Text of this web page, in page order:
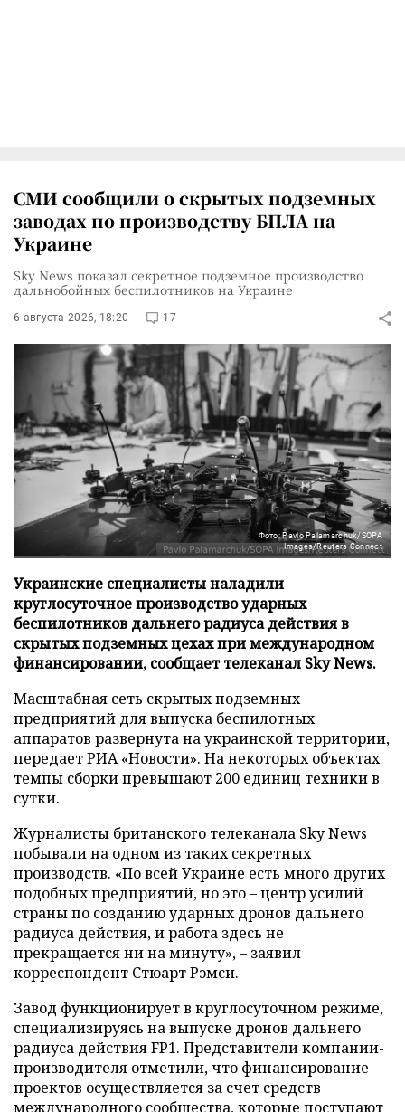
СМИ сообщили о скрытых подземных
заводах по производству БПЛА на
Украине
Sky News показал секретное подземное производство
дальнобойных беспилотников на Украине
6 августа 2026, 18:20 17
Фото: Pavlo Palamarchuk/SOPA
Images/Reuters Connect
Украинские специалисты наладили
круглосуточное производство ударных
беспилотников дальнего радиуса действия в
скрытых подземных цехах при международном
финансировании, сообщает телеканал Sky News.
Масштабная сеть скрытых подземных
предприятий для выпуска беспилотных
аппаратов развернута на украинской территории,
передаетРИА «Новости». На некоторых объектах
темпы сборки превышают 200 единиц техники в
сутки.
Журналисты британского телеканала Sky News
побывали на одном из таких секретных
производств. «По всей Украине есть много других
подобных предприятий, но это – центр усилий
страны по созданию ударных дронов дальнего
радиуса действия, и работа здесь не
прекращается ни на минуту», – заявил
корреспондент Стюарт Рэмси.
Завод функционирует в круглосуточном режиме,
специализируясь на выпуске дронов дальнего
радиуса действия FP1. Представители компании-
производителя отметили, что финансирование
проектов осуществляется за счет средств
международного сообщества, которые поступают